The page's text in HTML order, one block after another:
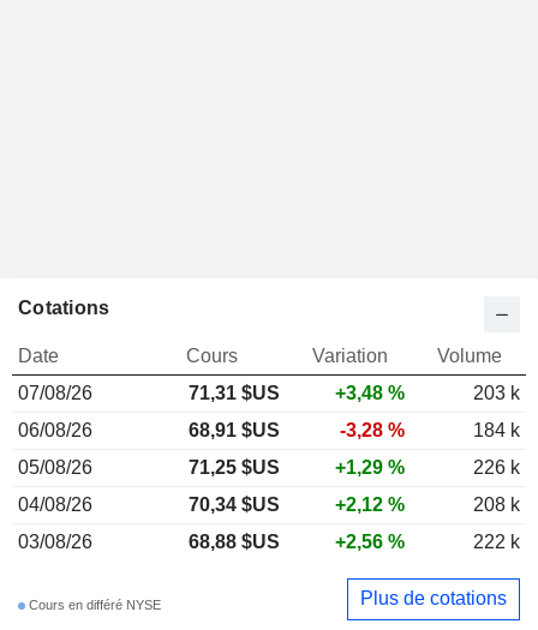
Cotations
Date Cours Variation
Volume
07/08/26
71,31 $US +3,48 %
203 k
06/08/26
68,91 $US -3,28 %
184 k
05/08/26
71,25 $US +1,29 %
226 k
04/08/26
70,34 $US +2,12 %
208 k
03/08/26
68,88 $US +2,56 % 222 k
Cours en différé NYSE Plus de cotations